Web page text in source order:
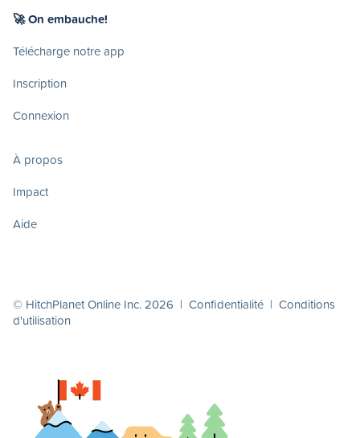
🚀 On embauche!
Télécharge notre app
Inscription
Connexion
À propos
Impact
Aide
© HitchPlanet Online Inc. 2026 | Confidentialité | Conditions
d'utilisation